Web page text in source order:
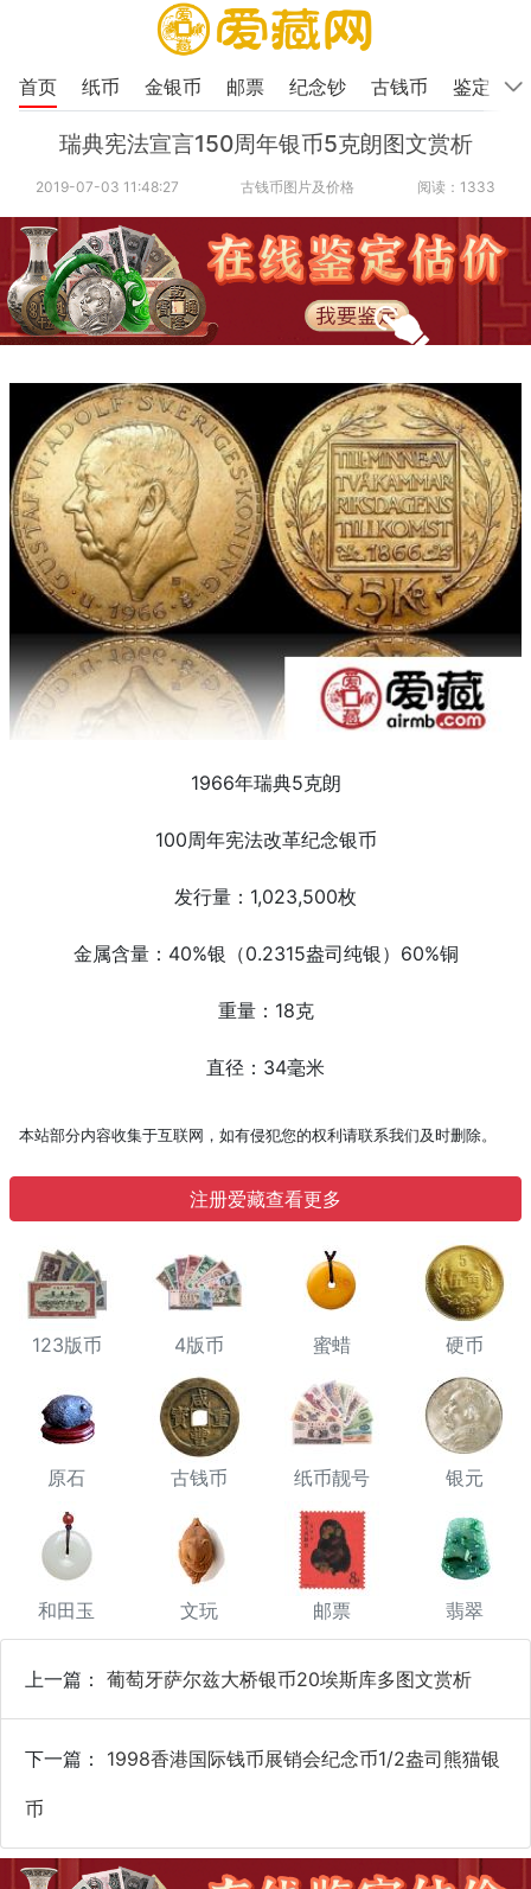
首页 纸币 金银币 邮票 纪念钞 古钱币 鉴定
瑞典宪法宣言150周年银币5克朗图文赏析
2019-07-03 11:48:27 古钱币图片及价格 阅读：1333
1966年瑞典5克朗
100周年宪法改革纪念银币
发行量：1,023,500枚
金属含量：40%银（0.2315盎司纯银）60%铜
重量：18克
直径：34毫米
本站部分内容收集于互联网，如有侵犯您的权利请联系我们及时删除。
注册爱藏查看更多
123版币 4版币 蜜蜡 硬币
原石 古钱币 纸币靓号 银元
和田玉 文玩 邮票 翡翠
上一篇： 葡萄牙萨尔兹大桥银币20埃斯库多图文赏析
下一篇： 1998香港国际钱币展销会纪念币1/2盎司熊猫银
币